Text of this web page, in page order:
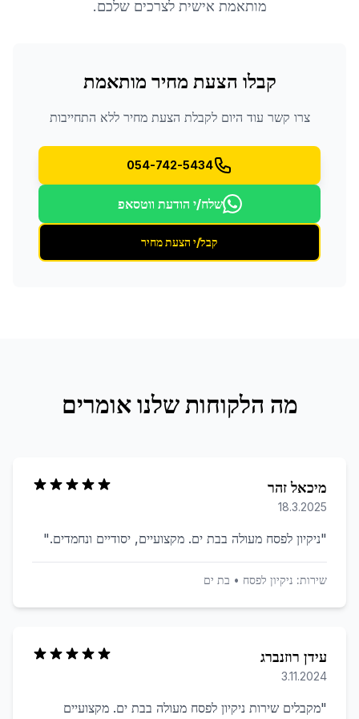
מותאמת אישית לצרכים שלכם.
קבלו הצעת מחיר מותאמת
צרו קשר עוד היום לקבלת הצעת מחיר ללא התחייבות
054-742-5434
שלח/י הודעת ווטסאפ
קבל/י הצעת מחיר
מה הלקוחות שלנו אומרים
מיכאל זהר
18.3.2025
"ניקיון לפסח מעולה בבת ים. מקצועיים, יסודיים ונחמדים."
שירות: ניקיון לפסח • בת ים
עידן רוזנברג
3.11.2024
"מקבלים שירות ניקיון לפסח מעולה בבת ים. מקצועיים